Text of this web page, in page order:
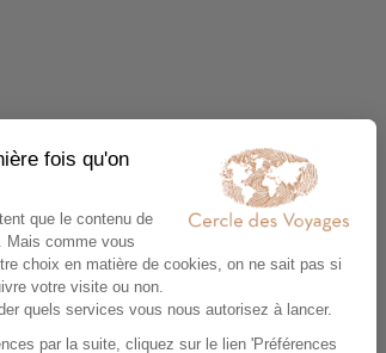
Découvrez aussi :